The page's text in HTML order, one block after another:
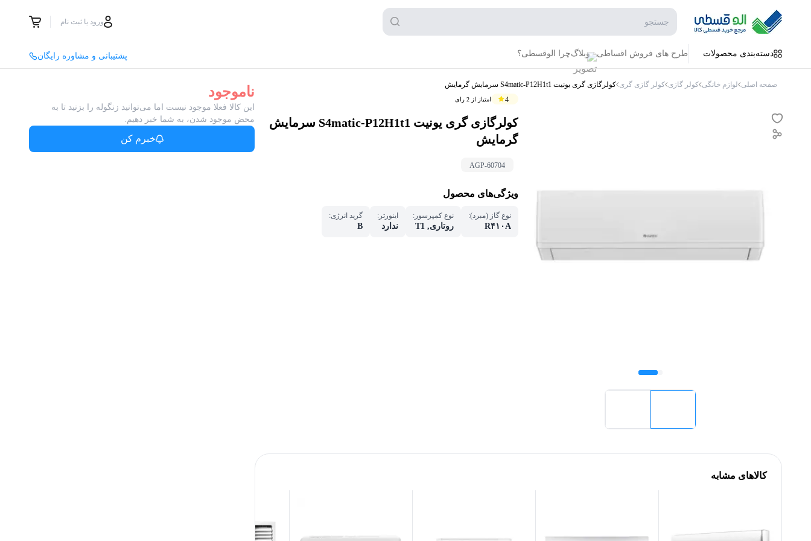
جستجو در فروشگاه
ورود یا ثبت نام
دسته‌بندی محصولات طرح های فروش اقساطی وبلاگچرا الوقسطی؟ پشتیبانی و مشاوره رایگان
صفحه اصلی لوازم خانگی کولر گازی کولر گازی گری کولرگازی گری یونیت S4matic-P12H1t1 سرمایش گرمایش
4
امتیاز از 2رای
کولرگازی گری یونیت S4matic-P12H1t1 سرمایش
گرمایش
AGP-60704
ویژگی‌های محصول
نوع گاز (مبرد):
R۴۱۰A
نوع کمپرسور :
روتاری, T1
اینورتر :
ندارد
گرید انرژی:
B
کالاهای مشابه
ناموجود
این کالا فعلا موجود نیست اما می‌توانید زنگوله را بزنید تا به
محض موجود شدن، به شما خبر دهیم.
خبرم کن